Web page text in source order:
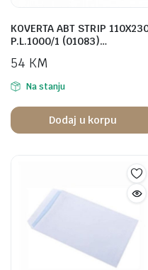
KOVERTA ABT STRIP
P.L.1000/1 (01083)…
54 KM
Na stanju
Dodaj u korpu